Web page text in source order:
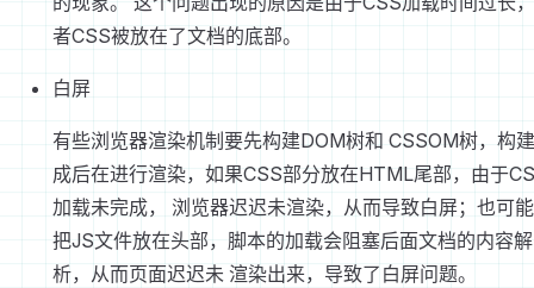
者CSS被放在了文档的底部。
白屏
有些浏览器渲染机制要先构建DOM树和 CSSOM树，构
成后在进行渲染，如果CSS部分放在HTML尾部，由于
加载未完成， 浏览器迟迟未渲染，从而导致白屏；也可
把JS文件放在头部，脚本的加载会阻塞后面文档的内容解
析，从而页面迟迟未 渲染出来，导致了白屏问题。